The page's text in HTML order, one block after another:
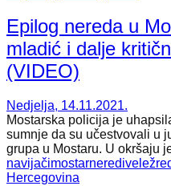
Epilog nereda u
mladić i dalje
(VIDEO)
Nedjelja, 14.11.2021.
Mostarska policija je
sumnje da su učestvovali u
grupa u Mostaru. U okršaju
navijačimostarneredivelež
Hercegovina